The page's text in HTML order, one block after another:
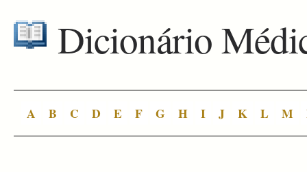
Dicionário
A B C D E F G H I J K L M